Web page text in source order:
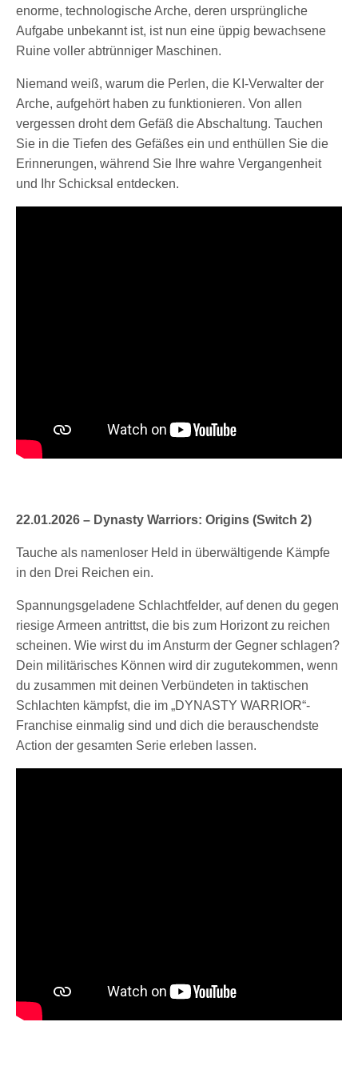
enorme, technologische Arche, deren ursprüngliche
Aufgabe unbekannt ist, ist nun eine üppig bewachsene
Ruine voller abtrünniger Maschinen.
Niemand weiß, warum die Perlen, die KI-Verwalter der
Arche, aufgehört haben zu funktionieren. Von allen
vergessen droht dem Gefäß die Abschaltung. Tauchen
Sie in die Tiefen des Gefäßes ein und enthüllen Sie die
Erinnerungen, während Sie Ihre wahre Vergangenheit
und Ihr Schicksal entdecken.
22.01.2026 – Dynasty Warriors: Origins (Switch 2)
Tauche als namenloser Held in überwältigende Kämpfe
in den Drei Reichen ein.
Spannungsgeladene Schlachtfelder, auf denen du gegen
riesige Armeen antrittst, die bis zum Horizont zu reichen
scheinen. Wie wirst du im Ansturm der Gegner schlagen?
Dein militärisches Können wird dir zugutekommen, wenn
du zusammen mit deinen Verbündeten in taktischen
Schlachten kämpfst, die im „DYNASTY WARRIOR“-
Franchise einmalig sind und dich die berauschendste
Action der gesamten Serie erleben lassen.